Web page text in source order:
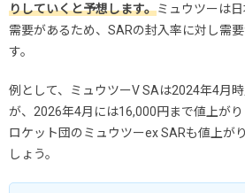
りしていくと予想します。ミュウツーは
需要があるため、SARの封入率に対し需
す。
例として、ミュウツーV SAは2024年4月
が、2026年4月には16,000円まで値上がり
ロケット団のミュウツーex SARも値上が
しょう。